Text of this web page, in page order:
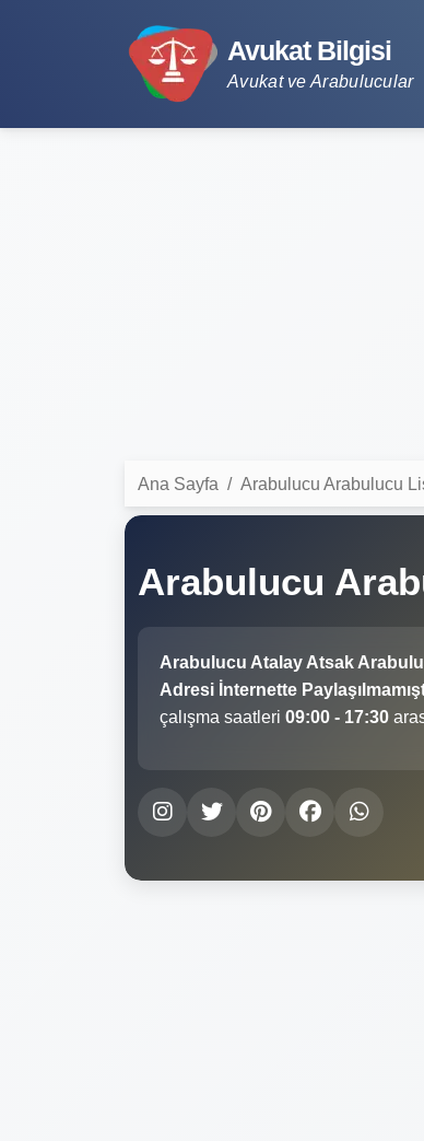
Avukat Bilgisi
Avukat ve Arabulucular
Ana Sayfa Arabulucu Arabulucu
Arabulucu
Arabulucu Atalay Atsak
Adresi İnternette
çalışma saatleri 09:00 - 17:30